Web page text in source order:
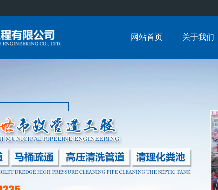
网站首页 关于我们